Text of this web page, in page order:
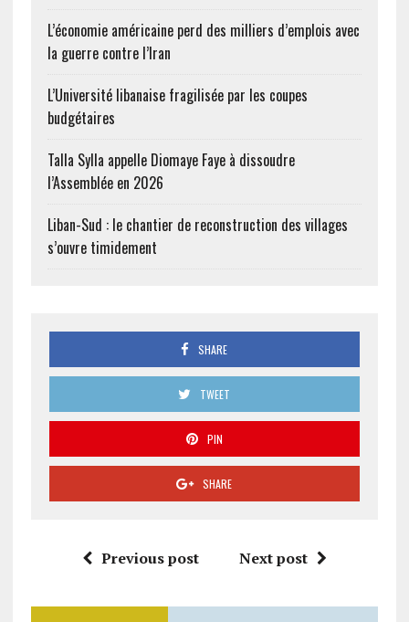
L’économie américaine perd des milliers d’emplois avec
la guerre contre l’Iran
L’Université libanaise fragilisée par les coupes
budgétaires
Talla Sylla appelle Diomaye Faye à dissoudre
l’Assemblée en 2026
Liban-Sud : le chantier de reconstruction des villages
s’ouvre timidement
SHARE
TWEET
PIN
SHARE
Previous post Next post